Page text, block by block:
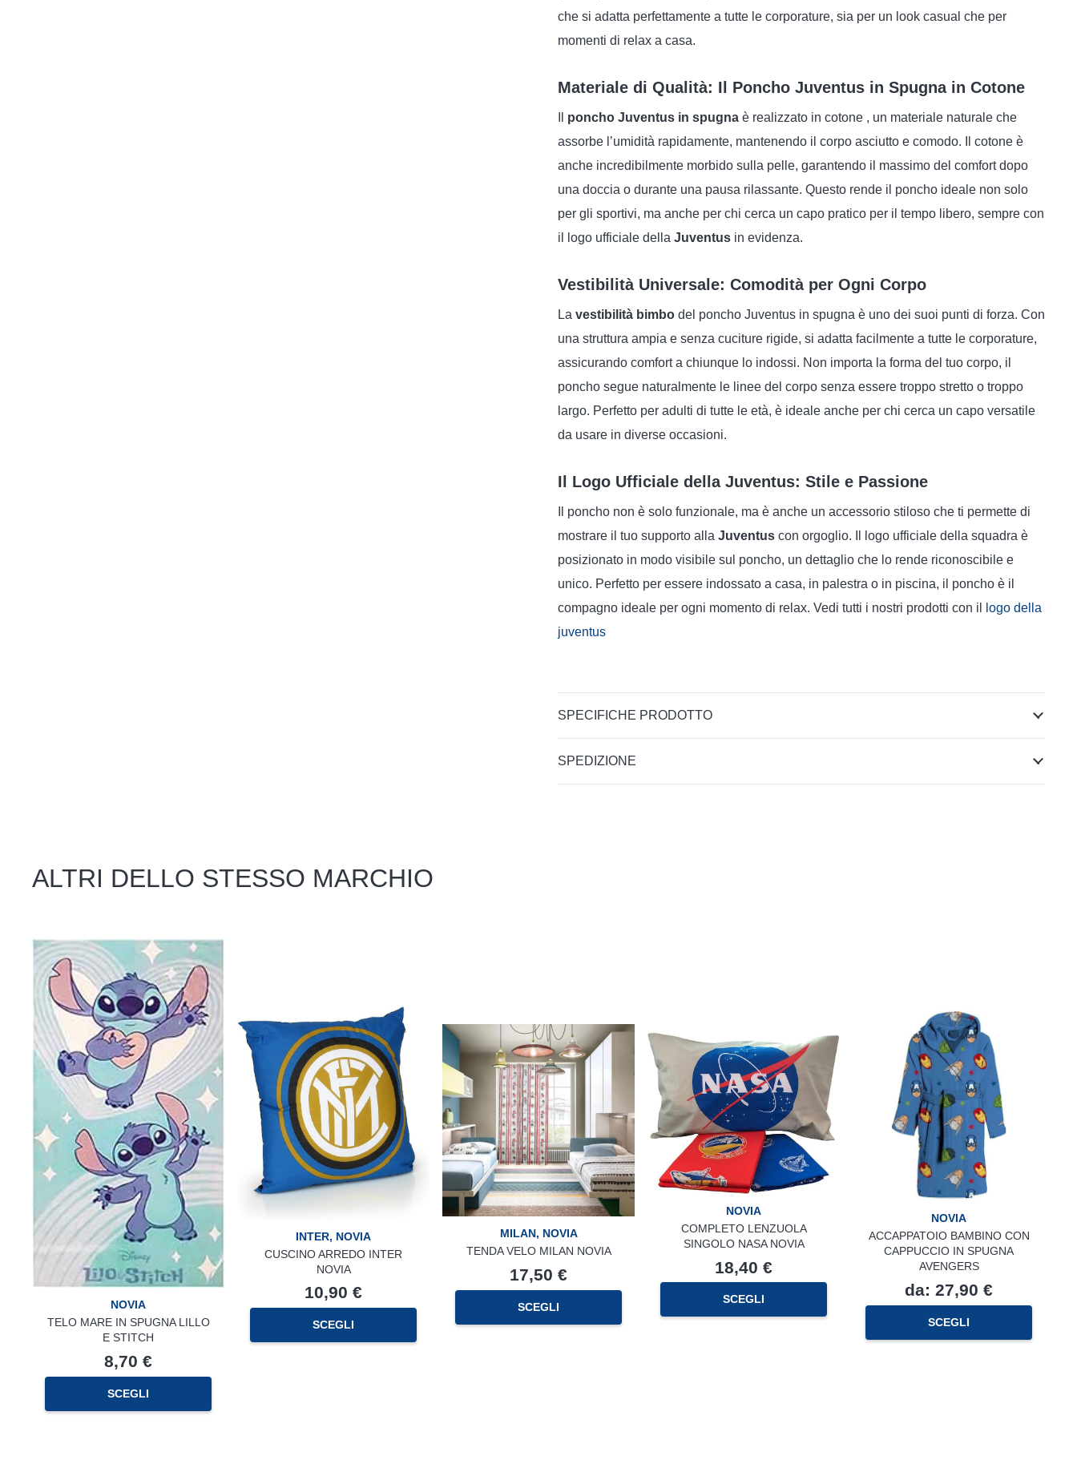
che si adatta perfettamente a tutte le corporature, sia per un look casual che per
momenti di relax a casa.
Materiale di Qualità: Il Poncho Juventus in Spugna in Cotone
poncho Juventus in spugna è realizzato in cotone , un materiale naturale che
assorbe l’umidità rapidamente, mantenendo il corpo asciutto e comodo. Il cotone è
anche incredibilmente morbido sulla pelle, garantendo il massimo del comfort dopo
una doccia o durante una pausa rilassante. Questo rende il poncho ideale non solo
per gli sportivi, ma anche per chi cerca un capo pratico per il tempo libero, sempre con
il logo ufficiale della Juventus in evidenza.
Vestibilità Universale: Comodità per Ogni Corpo
La vestibilità bimbo del poncho Juventus in spugna è uno dei suoi punti di forza. Con
una struttura ampia e senza cuciture rigide, si adatta facilmente a tutte le corporature,
assicurando comfort a chiunque lo indossi. Non importa la forma del tuo corpo, il
poncho segue naturalmente le linee del corpo senza essere troppo stretto o troppo
largo. Perfetto per adulti di tutte le età, è ideale anche per chi cerca un capo versatile
da usare in diverse occasioni.
Il Logo Ufficiale della Juventus: Stile e Passione
Il poncho non è solo funzionale, ma è anche un accessorio stiloso che ti permette di
mostrare il tuo supporto alla Juventus con orgoglio. Il logo ufficiale della squadra è
posizionato in modo visibile sul poncho, un dettaglio che lo rende riconoscibile e
unico. Perfetto per essere indossato a casa, in palestra o in piscina, il poncho è il
compagno ideale per ogni momento di relax. Vedi tutti i nostri prodotti con il
logo della
juventus
SPECIFICHE PRODOTTO
SPEDIZIONE
ALTRI DELLO STESSO MARCHIO
NOVIA
TELO MARE IN SPUGNA LILLO
E STITCH
8,70 €
SCEGLI
INTER, NOVIA
CUSCINO ARREDO INTER
NOVIA
10,90 €
SCEGLI
MILAN, NOVIA
TENDA VELO MILAN NOVIA
17,50 €
SCEGLI
NOVIA
COMPLETO LENZUOLA
SINGOLO NASA NOVIA
18,40 €
SCEGLI
NOVIA
ACCAPPATOIO BAMBINO CON
CAPPUCCIO IN SPUGNA
AVENGERS
da: 27,90 €
SCEGLI